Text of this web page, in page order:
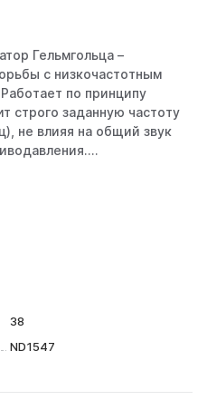
Гельмгольца –
с низкочастотным
по принципу
строго заданную частоту
не влияя на общий звук
об/мин)
без потери мощности.
резонирующих
100×300 мм создает
звуковой волны. Шейка
38
ND1547